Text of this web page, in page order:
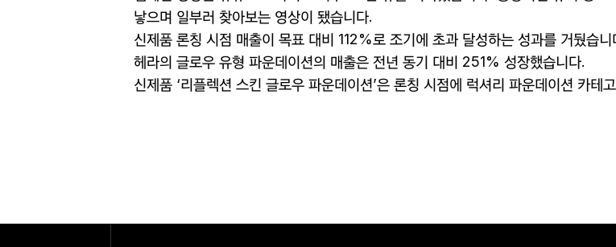
낳으며 일부러 찾아보는 영상이 됐습니다.
신제품 론칭 시점 매출이 목표 대비 112%로 조기에 초과 달성하는 성과를 거뒀습니
헤라의 글로우 유형 파운데이션의 매출은 전년 동기 대비 251%성장했습니다.
신제품 ‘리플렉션 스킨 글로우 파운데이션’은 론칭 시점에 럭셔리 파운데이션 카테